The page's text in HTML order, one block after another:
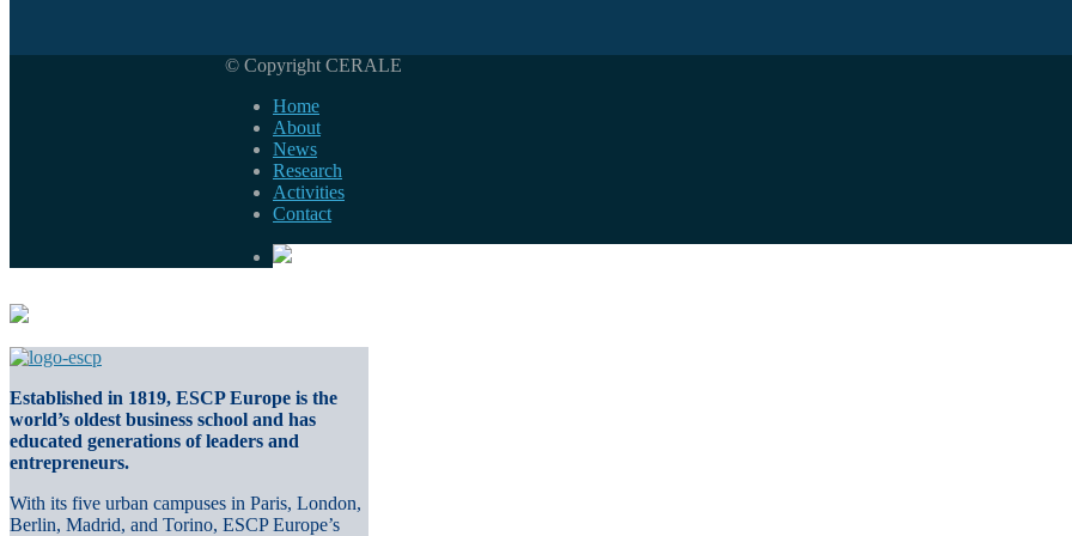
© Copyright CERALE
Home
About
News
Research
Activities
Contact
Established in 1819, ESCP Europe is the
world’s oldest business school and has
educated generations of leaders and
entrepreneurs.
With its five urban campuses in Paris, London,
Berlin, Madrid, and Torino, ESCP Europe’s